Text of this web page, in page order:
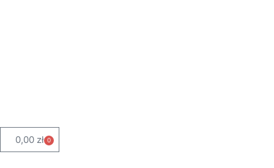
0,00 zł 0